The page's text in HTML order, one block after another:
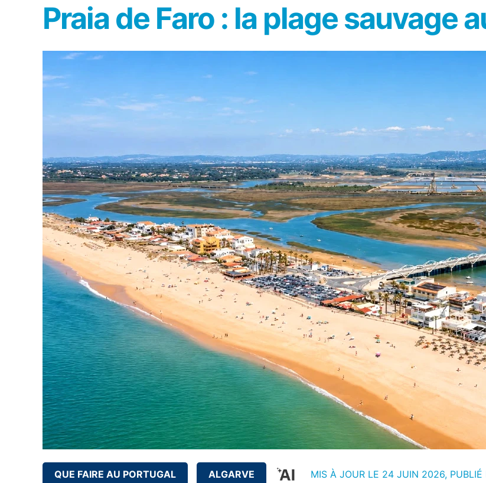
Praia de Faro : la plage sauvage
QUE FAIRE AU PORTUGAL ALGARVE MIS À JOUR LE 24 JUIN 2026, PUBLIÉ